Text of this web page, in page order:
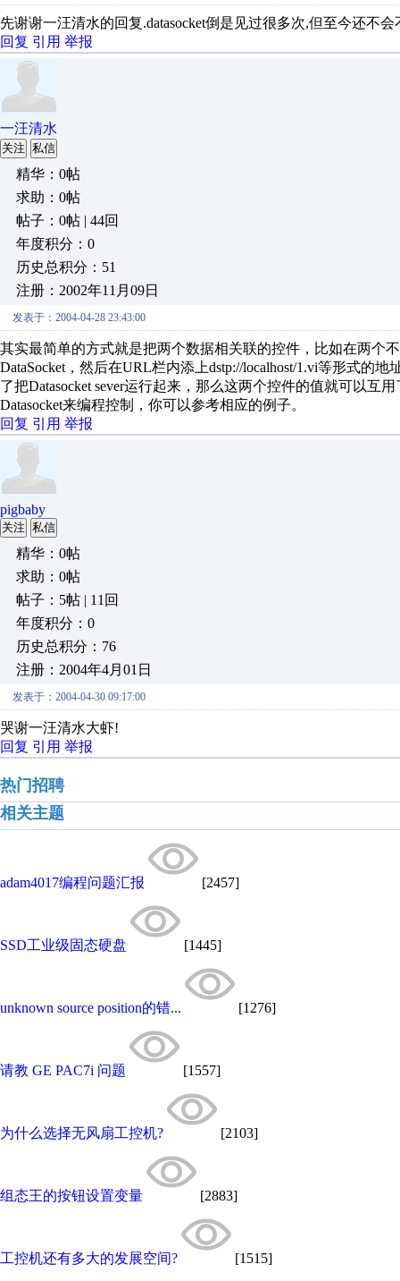
先谢谢一汪清水的回复.datasocket倒是见过很多次,但至今还不
回复 引用 举报
一汪清水
关注 私信
精华：0帖
求助：0帖
帖子：0帖 | 44回
年度积分：0
历史总积分：51
注册：2002年11月09日
发表于：2004-04-28 23:43:00
其实最简单的方式就是把两个数据相关联的控件，比如在两个
DataSocket，然后在URL栏内添上dstp://localhost/1.vi等形式的
了把Datasocket sever运行起来，那么这两个控件的值就可以
Datasocket来编程控制，你可以参考相应的例子。
回复 引用 举报
pigbaby
关注 私信
精华：0帖
求助：0帖
帖子：5帖 | 11回
年度积分：0
历史总积分：76
注册：2004年4月01日
发表于：2004-04-30 09:17:00
哭谢一汪清水大虾!
回复 引用 举报
热门招聘
相关主题
adam4017编程问题汇报 [2457]
SSD工业级固态硬盘 [1445]
unknown source position的错... [1276]
请教 GE PAC7i 问题 [1557]
为什么选择无风扇工控机? [2103]
组态王的按钮设置变量 [2883]
工控机还有多大的发展空间? [1515]